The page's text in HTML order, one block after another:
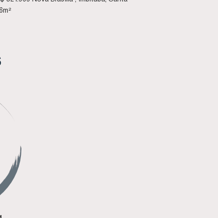
m²